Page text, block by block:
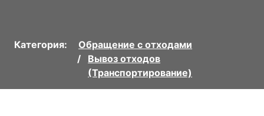
Категория:
Обращение с отходами
Вывоз отходов
(Транспортирование)